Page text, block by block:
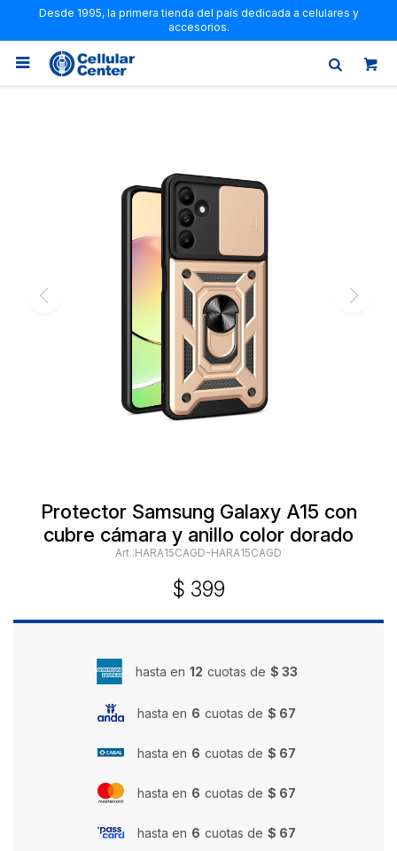
Desde 1995, la primera tienda del país dedicada a celulares y
accesorios.

Protector Samsung Galaxy A15 con
cubre cámara y anillo color dorado
HARA15CAGD-HARA15CAGD
$ 399
hasta en 12 cuotas de $ 33
hasta en 6 cuotas de $ 67
hasta en 6 cuotas de $ 67
hasta en 6 cuotas de $ 67
hasta en 6 cuotas de $ 67